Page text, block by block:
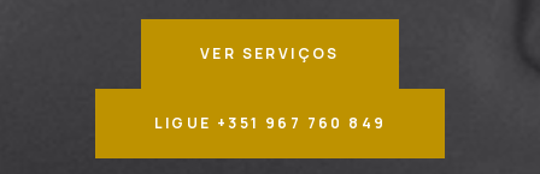
VER SERVIÇOS
LIGUE +351 967 760 849